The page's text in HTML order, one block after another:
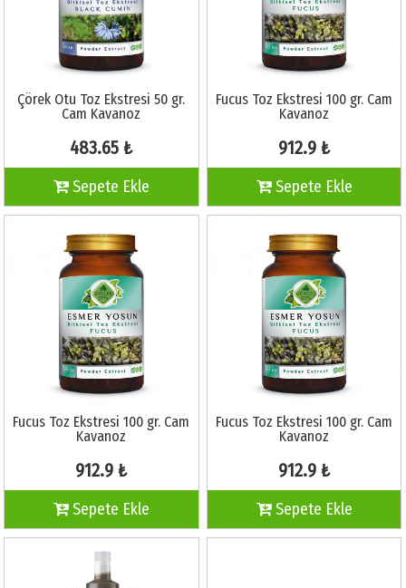
Çörek Otu Toz Ekstresi 50 gr.
Cam Kavanoz
483.65 ₺
Sepete Ekle
Fucus Toz Ekstresi 100 gr. Cam
Kavanoz
912.9 ₺
Sepete Ekle
Fucus Toz Ekstresi 100 gr. Cam
Kavanoz
912.9 ₺
Sepete Ekle
Fucus Toz Ekstresi 100 gr. Cam
Kavanoz
912.9 ₺
Sepete Ekle